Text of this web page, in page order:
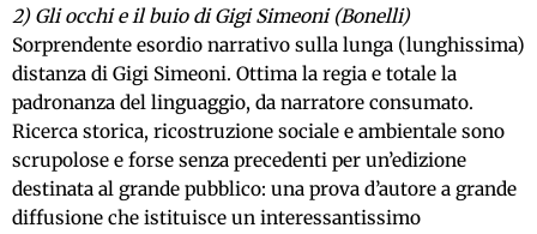
2) Gli occhi e il buio di Gigi Simeoni (Bonelli)
Sorprendente esordio narrativo sulla lunga (lunghissima)
distanza di Gigi Simeoni. Ottima la regia e totale la
padronanza del linguaggio, da narratore consumato.
Ricerca storica, ricostruzione sociale e ambientale sono
scrupolose e forse senza precedenti per un’edizione
destinata al grande pubblico: una prova d’autore a grande
diffusione che istituisce un interessantissimo